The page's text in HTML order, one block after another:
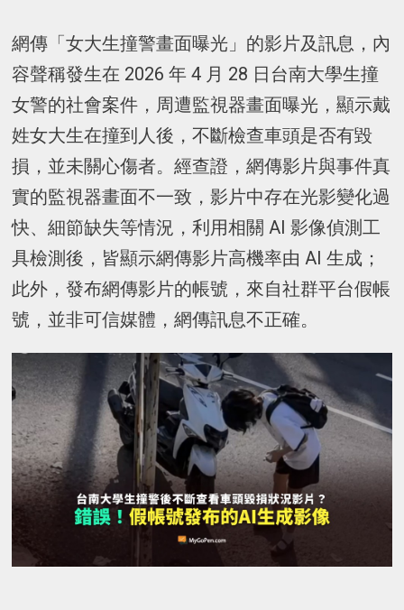
網傳「女大生撞警畫面曝光」的影片及訊息，內
容聲稱發生在 2026 年 4 月 28 日台南大學生撞
女警的社會案件，周遭監視器畫面曝光，顯示戴
姓女大生在撞到人後，不斷檢查車頭是否有毀
損，並未關心傷者。經查證，網傳影片與事件真
實的監視器畫面不一致，影片中存在光影變化過
快、細節缺失等情況，利用相關 AI 影像偵測工
具檢測後，皆顯示網傳影片高機率由 AI 生成；
此外，發布網傳影片的帳號，來自社群平台假帳
號，並非可信媒體，網傳訊息不正確。